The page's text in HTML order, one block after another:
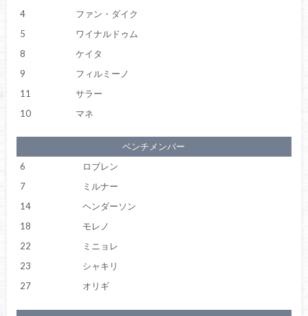
4
ファン・ダイク
5
ワイナルドゥム
8
ケイタ
9
フィルミーノ
11
サラー
10
マネ
ベンチメンバー
6
ロブレン
7
ミルナー
14
ヘンダーソン
18
モレノ
22
ミニョレ
23
シャキリ
27
オリギ